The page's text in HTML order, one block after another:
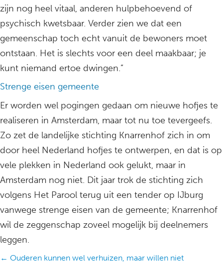
zijn nog heel vitaal, anderen hulpbehoevend of
psychisch kwetsbaar. Verder zien we dat een
gemeenschap toch echt vanuit de bewoners moet
ontstaan. Het is slechts voor een deel maakbaar; je
kunt niemand ertoe dwingen.”
Strenge eisen gemeente
Er worden wel pogingen gedaan om nieuwe hofjes te
realiseren in Amsterdam, maar tot nu toe tevergeefs.
Zo zet de landelijke stichting Knarrenhof zich in om
door heel Nederland hofjes te ontwerpen, en dat is op
vele plekken in Nederland ook gelukt, maar in
Amsterdam nog niet. Dit jaar trok de stichting zich
volgens Het Parool terug uit een tender op IJburg
vanwege strenge eisen van de gemeente; Knarrenhof
wil de zeggenschap zoveel mogelijk bij deelnemers
leggen.
Posts
← Ouderen kunnen wel verhuizen, maar willen niet